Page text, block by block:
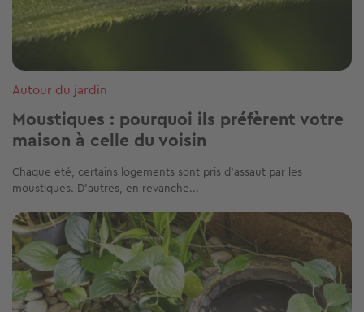
Autour du jardin
Moustiques : pourquoi ils préfèrent votre
maison à celle du voisin
Chaque été, certains logements sont pris d’assaut par les
moustiques. D’autres, en revanche...
Image